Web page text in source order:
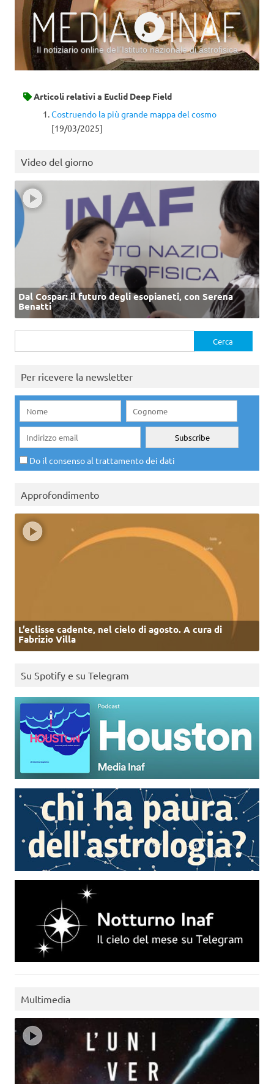
Il notiziario online dell’Istituto nazionale di astrofisica
Articoli relativi a Euclid Deep Field
Costruendo la più grande mappa del cosmo
[19/03/2025]
Video del giorno
Dal Cospar: il futuro degli esopianeti, con Serena
Benatti
per:
Per ricevere la newsletter
Do il consenso al trattamento dei dati
Approfondimento
L’eclisse cadente, nel cielo di agosto. A cura di
Fabrizio Villa
Su Spotify e su Telegram
Multimedia